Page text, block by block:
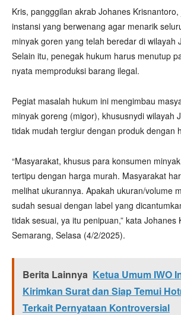
Kris, pangggilan akrab Johanes
instansi yang berwenang agar menarik
minyak goren yang telah beredar di wilayah
Selain itu, penegak hukum harus menutup
nyata memproduksi barang ilegal.
Pegiat masalah hukum ini mengimbau
minyak goreng (migor), khususnydi wilayah
tidak mudah tergiur dengan produk dengan
“Masyarakat, khusus para konsumen
tertipu dengan harga murah. Masyarakat
melihat ukurannya. Apakah ukuran/volume
sudah sesuai dengan label yang
tidak sesuai, ya itu penipuan,” kata Johanes
Semarang, Selasa (4/2/2025).
Berita Lainnya Ketua Umum IWO
Kirimkan Surat dan Siap Temui
Terkait Pernyataan Kontroversial